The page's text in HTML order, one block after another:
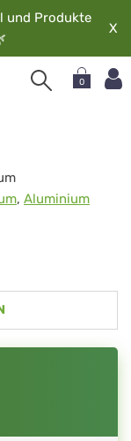
und Produkte
X
0
, Aluminium